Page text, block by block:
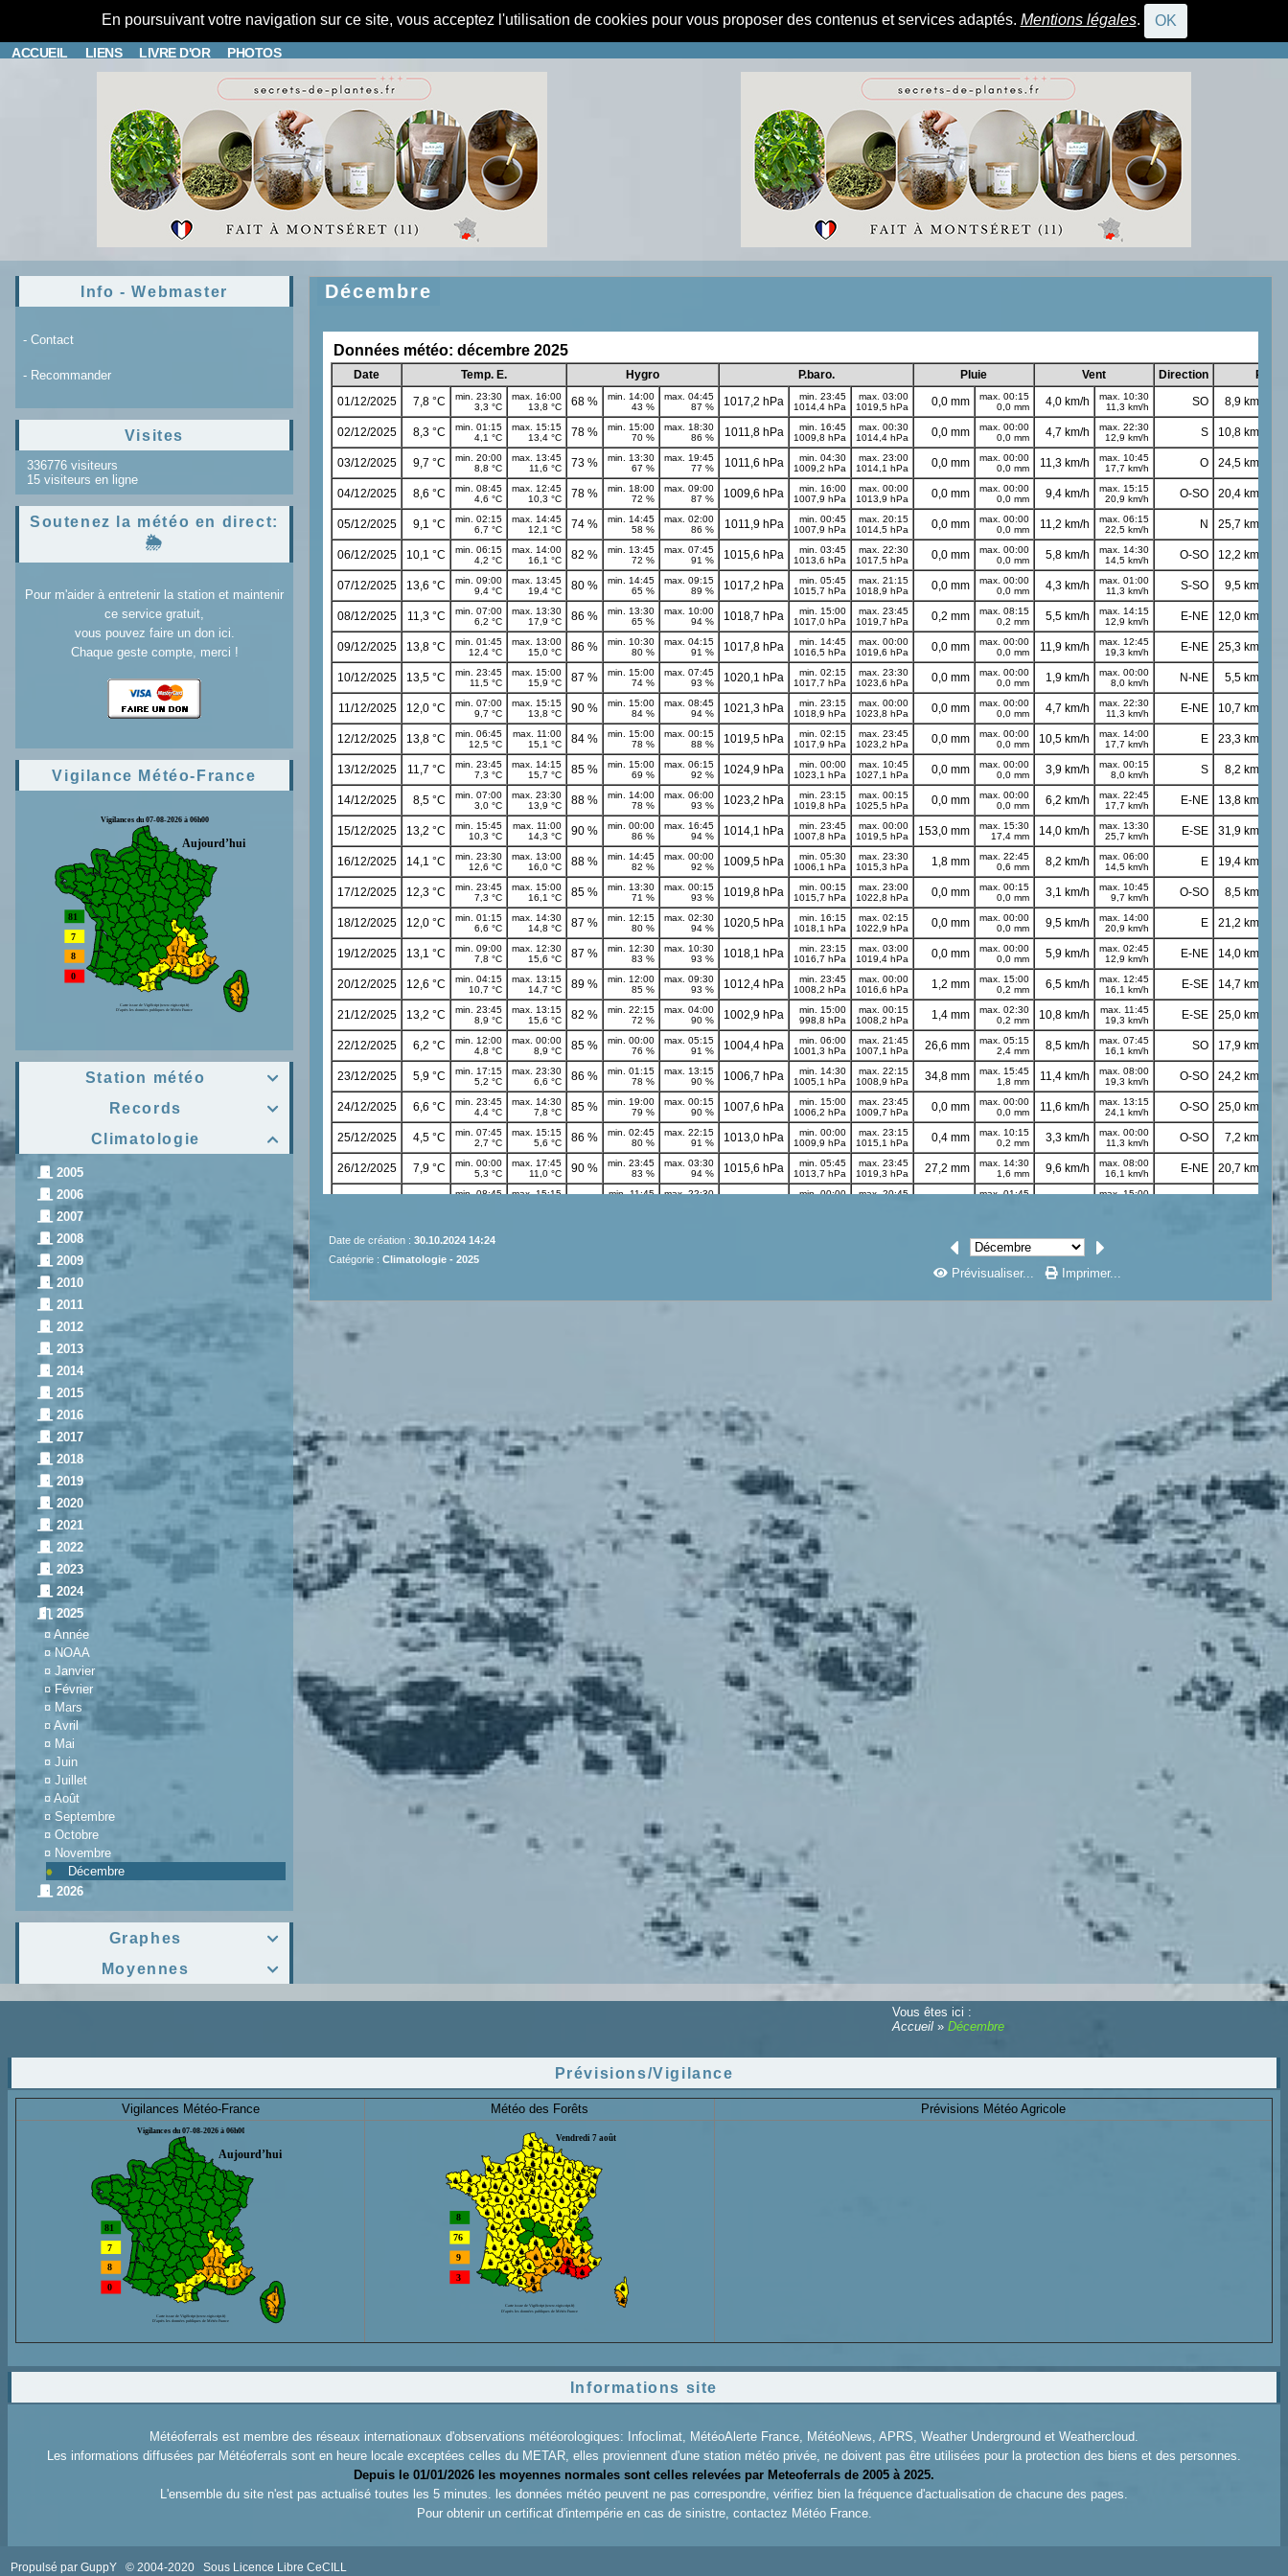
En poursuivant votre navigation sur ce site, vous acceptez l'utilisation de cookies pour vous proposer des contenus et services adaptés. Mentions légales. OK
ACCUEIL
CONNEXION
LIENS LIVRE D'OR PHOTOS
Info - Webmaster
- Contact
- Recommander
Visites
336776 visiteurs
15 visiteurs en ligne
Soutenez la météo en direct:
🌦️
Pour m'aider à entretenir la station et maintenir
ce service gratuit,
vous pouvez faire un don ici.
Chaque geste compte, merci !
Vigilance Météo-France

Station météo

Records

Climatologie
2005
2006
2007
2008
2009
2010
2011
2012
2013
2014
2015
2016
2017
2018
2019
2020
2021
2022
2023
2024
2025
¤ Année
¤NOAA
¤ Janvier
¤Février
¤ Mars
¤ Avril
¤ Mai
¤ Juin
¤ Juillet
¤ Août
¤ Septembre
¤ Octobre
¤ Novembre
Décembre
2026

Graphes

Moyennes
Décembre
Date de création : 30.10.2024 14:24
Catégorie : Climatologie - 2025
Prévisualiser... Imprimer...
Vous êtes ici :
Accueil»Décembre
Prévisions/Vigilance
Vigilances Météo-France Météo des Forêts Prévisions Météo Agricole
Informations site
Météoferrals est membre des réseaux internationaux d'observations météorologiques: Infoclimat, MétéoAlerte France, MétéoNews, APRS, Weather Underground et Weathercloud.
Les informations diffusées par Météoferrals sont en heure locale exceptées celles du METAR, elles proviennent d'une station météo privée, ne doivent pas être utilisées pour la protection des biens et des personnes.
Depuis le 01/01/2026 les moyennes normales sont celles relevées par Meteoferrals de 2005 à 2025.
L'ensemble du site n'est pas actualisé toutes les 5 minutes. les données météo peuvent ne pas correspondre, vérifiez bien la fréquence d'actualisation de chacune des pages.
Pour obtenir un certificat d'intempérie en cas de sinistre, contactez Météo France.
Propulsé par GuppY © 2004-2020 Sous Licence Libre CeCILL